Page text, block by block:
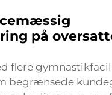
på
flere
begrænsede